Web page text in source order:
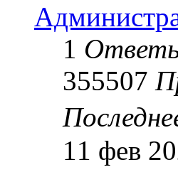
1
355507
11 фев